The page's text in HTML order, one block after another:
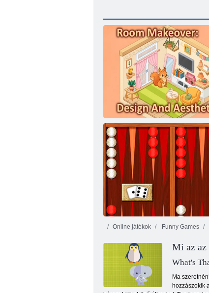
Szobaátalakítás: dizájn és esztétika
Online játékok Funny Games
Mi az az
What's
Ma
hozzászokik